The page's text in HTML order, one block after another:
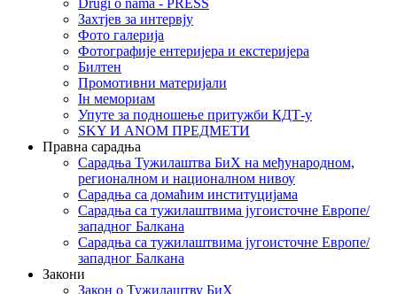
Drugi o nama - PRESS
Захтјев за интервју
Фото галерија
Фотографије ентеријера и екстеријера
Билтен
Промотивни материјали
Iн мемориам
Упуте за подношење притужби КДТ-у
SKY И ANOM ПРЕДМЕТИ
Правна сарадња
Сарадња Тужилаштва БиХ на међународном,
регионалном и националном нивоу
Сарадња са домаћим институцијама
Сарадња са тужилаштвима југоисточне Европе/
западног Балкана
Сарадња са тужилаштвима југоисточне Европе/
западног Балкана
Закони
Закон о Тужилаштву БиХ